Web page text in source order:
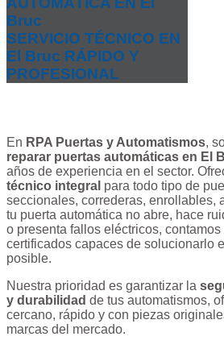
Bruc
SERVICIO TÉCNICO EN
El Bruc RÁPIDO Y
PROFESIONAL
En RPA Puertas y Automatismos,
reparar puertas automáticas en El
años de experiencia en el sector.
técnico integral para todo tipo de
seccionales, correderas, enrollables,
tu puerta automática no abre, hace
o presenta fallos eléctricos,
certificados capaces de solucionarlo
posible.
Nuestra prioridad es garantizar la
y durabilidad de tus automatismos,
cercano, rápido y con piezas
marcas del mercado.